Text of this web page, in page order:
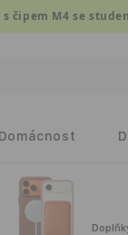
čipem M4 se